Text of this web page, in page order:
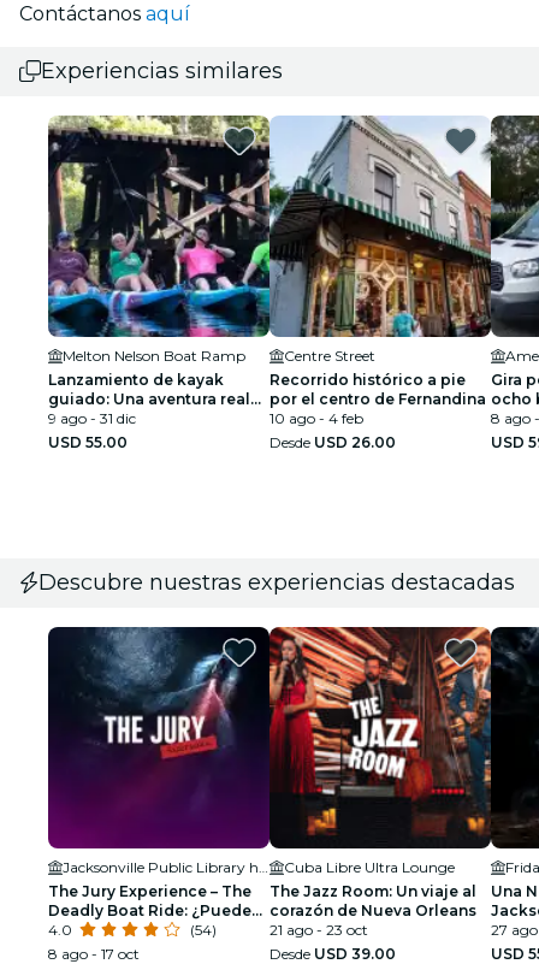
Contáctanos aquí
Experiencias similares
Melton Nelson Boat Ramp
Lanzamiento de kayak
guiado: Una aventura real
en Florida
9 ago - 31 dic
USD 55.00
Centre Street
Recorrido histórico a pie
por el centro de Fernandina
10 ago - 4 feb
Desde USD 26.00
Gira
ocho
8 ago
USD
Descubre nuestras experiencias destacadas
The Jury Experience – The
Deadly Boat Ride: ¿Puede
Jacksonville entregar
justicia?
4.0
(54)
8 ago - 17 oct
Cuba Libre Ultra Lounge
The Jazz Room: Un viaje al
corazón de Nueva Orleans
21 ago - 23 oct
Desde USD 39.00
Una
27
USD